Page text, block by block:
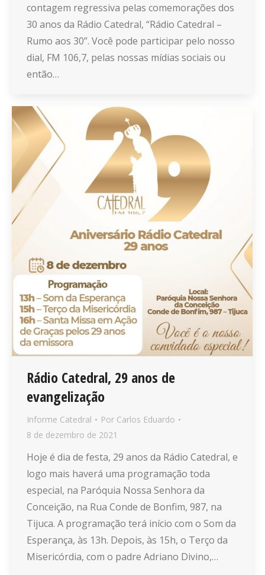
contagem regressiva pelas comemorações dos
30 anos da Rádio Catedral, “Rádio Catedral –
Rumo aos 30”. Você pode participar pelo nosso
dial, FM 106,7, pelas nossas mídias sociais ou
então…
Rádio Catedral, 29 anos de
evangelização
Informe Catedral Por Carlos Eduardo
8 de dezembro de 2021
Hoje é dia de festa, 29 anos da Rádio Catedral, e
logo mais haverá uma programação toda
especial, na Paróquia Nossa Senhora da
Conceição, na Rua Conde de Bonfim, 987, na
Tijuca. A programação terá início com o Som da
Esperança, às 13h. Depois, às 15h, o Terço da
Misericórdia, com o padre Adriano Divino,…